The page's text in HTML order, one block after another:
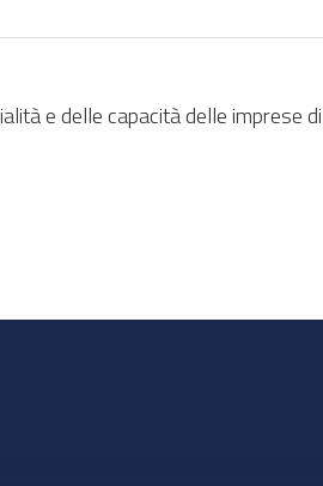
e delle capacità delle imprese di